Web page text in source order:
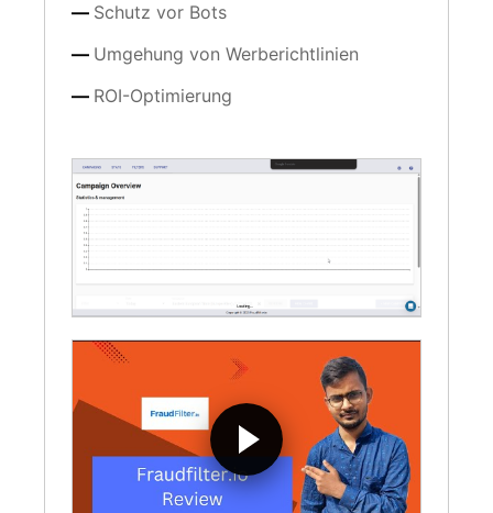
Schutz vor Bots
Umgehung von Werberichtlinien
ROI-Optimierung